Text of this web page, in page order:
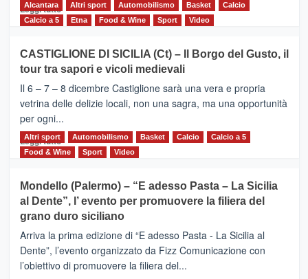
Leggi tutto Leggi
MOIO
ALCANTARA
–
Vivicittà,
alla
scoperta
del
territorio,
e
messaggi
di
Alcantara Altri sport Automobilismo Basket
Calcio
Calcio a 5
Etna Food & Wine Sport Video
CASTIGLIONE DI SICILIA (Ct) – Il Borgo del Gusto, il
tour tra sapori e vicoli medievali
Il 6 – 7 – 8 dicembre Castiglione sarà una vera e propria
vetrina delle delizie locali, non una sagra, ma una opportunità
per ogni...
Leggi tuttoLeggi
di
CASTIGLIONE
DI
SICILIA
(Ct)
–
Il
Borgo
Altri sport Automobilismo Basket Calcio
Calcio a 5
Food & Wine
Sport Video
Mondello (Palermo) – “E adesso Pasta – La Sicilia
al Dente”, l’ evento per promuovere la filiera del
grano duro siciliano
Arriva la prima edizione di “E adesso Pasta - La Sicilia al
Dente”, l’evento organizzato da Fizz Comunicazione con
l’obiettivo di promuovere la filiera del...